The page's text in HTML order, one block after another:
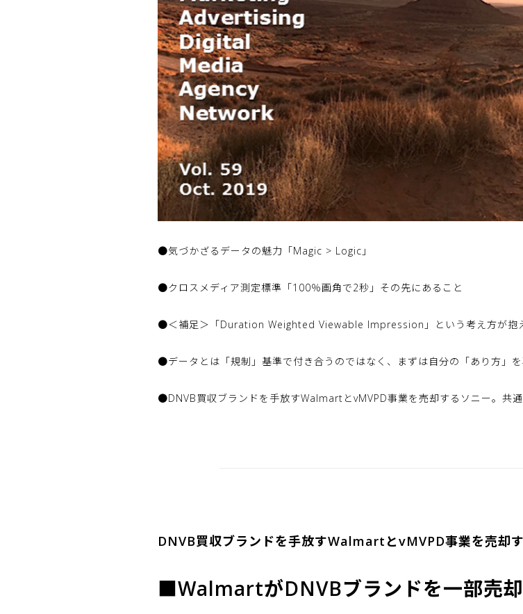
●気づかざるデータの魅力「Magic > Logic」
●クロスメディア測定標準「100％画角で2秒」その先にあること
●＜補足＞「Duration Weighted Viewable Impression」という考え方が抱
●データとは「規制」基準で付き合うのではなく、まずは自分の「あり方」
●DNVB買収ブランドを手放すWalmartとvMVPD事業を売却するソニー。共
DNVB買収ブランドを手放すWalmartとvMVPD事業を売却
■WalmartがDNVBブランドを一部売